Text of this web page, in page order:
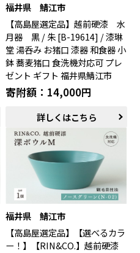
福井県 鯖江市
【高島屋選定品】越前硬漆 水
月器 黒 / 朱 [B-19614] / 漆琳
堂 湯呑み お猪口 漆器 和食器 小
鉢 蕎麦猪口 食洗機対応可 プレ
ゼント ギフト 福井県鯖江市
寄附額：14,000円
詳しくはこちら
福井県 鯖江市
【高島屋選定品】【選べるカラ
ー！】【RIN&CO.】越前硬漆